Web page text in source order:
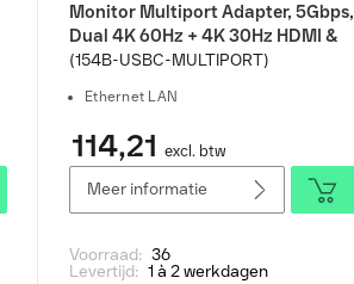
Monitor Multiport Adapter, 5Gbps,
Dual 4K 60Hz + 4K 30Hz HDMI &
DisplayPort, 4-Port USB Hub,
SD/MicroSD Kaartlezers Docks &
port replicator - Grijs
(154B-USBC-MULTIPORT)
Ethernet LAN
114,21 excl. btw
Meer informatie
Voorraad: 36
Levertijd: 1 à 2 werkdagen